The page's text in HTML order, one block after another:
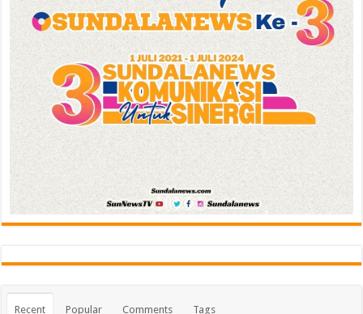
Recent Popular Comments Tags